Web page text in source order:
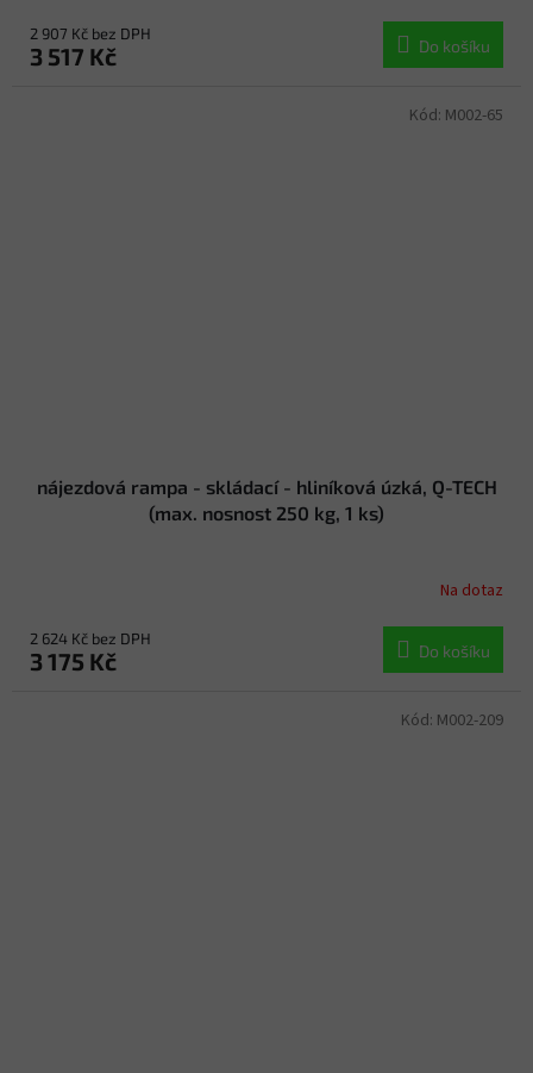
2 907 Kč bez DPH
3 517 Kč Do košíku
nájezdová rampa - skládací - hliníková úzká, Q-TECH
(max. nosnost 250 kg, 1 ks)
Na dotaz
2 624 Kč bez DPH
3 175 Kč Do košíku
Kód: M002-65
Kód: M002-209